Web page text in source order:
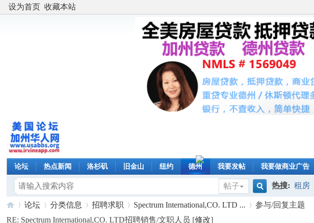
设为首页 收藏本站
论坛 热点新闻 洛杉矶 旧金山 纽约 德州 我要发帖 我要做商业广告
帖子
搜
热搜: 租房
论坛 分类信息 招聘求职 Spectrum International,CO. LTD ...
参与/回复主题
RE: Spectrum International,CO. LTD招聘销售/文职人员 [修改]